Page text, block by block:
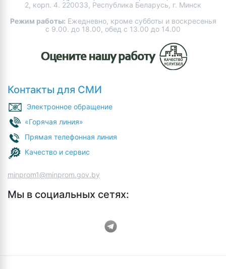
2, корп. 4. 220033, Республика Беларусь, г. Минск
Режим работы: Ежедневно, кроме субботы и воскресенья
с 9.00. до 18.00, обед с 13.00 до 14.00
Контакты для СМИ
Электронное обращение
«Горячая линия»
Прямая телефонная линия
Качество и сервис
minprom1@minprom.gov.by
Мы в социальных сетях: